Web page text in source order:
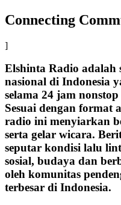
Connecting
]
Elshinta Radio adalah
nasional di Indonesia
selama 24 jam
Sesuai dengan format
radio ini menyiarkan
serta gelar wicara.
seputar kondisi lalu
sosial, budaya dan
oleh komunitas
terbesar di Indonesia.